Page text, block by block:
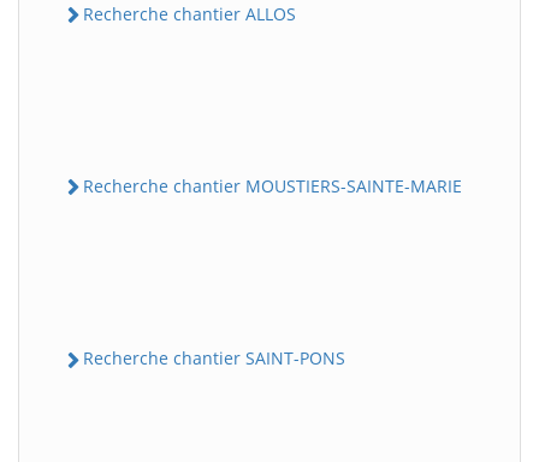
Recherche chantier ALLOS
Recherche chantier MOUSTIERS-SAINTE-MARIE
Recherche chantier SAINT-PONS